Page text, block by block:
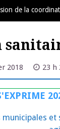
de la
2018 23 h
municipales et